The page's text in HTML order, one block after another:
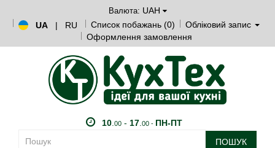
Валюта: UAH
UA
| RU Список побажань (0)
Обліковий запис
Оформлення замовлення
10. 00- 17. 00 - ПН-ПТ
ПОШУК